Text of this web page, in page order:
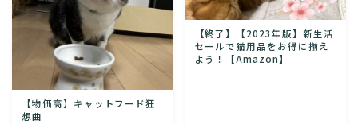
【物価高】キャットフード狂
想曲
【終了】【2023年版】新生活
セールで猫用品をお得に揃え
よう！【Amazon】